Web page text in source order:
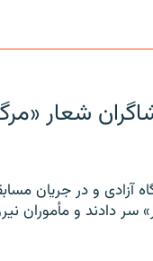
شعار
آزادی و در جریان
سر دادند و مأموران